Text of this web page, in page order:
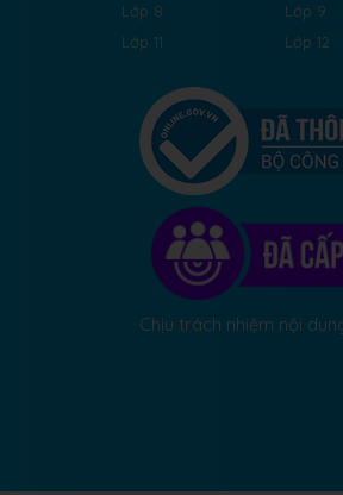
Lớp 8
Lớp 9
Lớp 11
Lớp 12
Chịu trách nhiệm nội